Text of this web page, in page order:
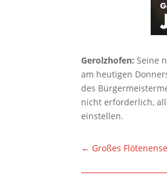
Gerolzhofen: Seine
am heutigen
des
nicht erforderlich,
einstellen.
←Großes